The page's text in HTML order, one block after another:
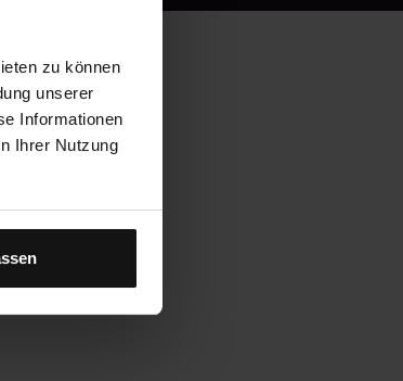
zu können
unserer
Informationen
Ihrer Nutzung